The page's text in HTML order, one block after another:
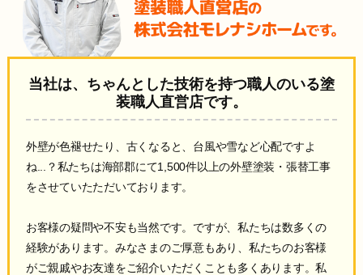
当社は、ちゃんとした技術を持つ職人のいる塗
装職人直営店です。
外壁が色褪せたり、古くなると、台風や雪など心配ですよ
ね...？私たちは海部郡にて1,500件以上の外壁塗装・張替工事
をさせていたただいております。
お客様の疑問や不安も当然です。ですが、私たちは数多くの
経験があります。みなさまのご厚意もあり、私たちのお客様
がご親戚やお友達をご紹介いただくことも多くあります。私